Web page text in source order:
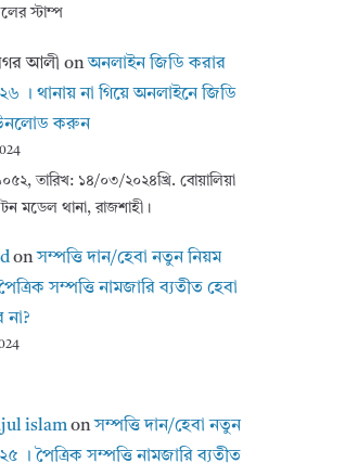
স্টাম্প
আলী onঅনলাইন জিডি করার
। থানায় না গিয়ে অনলাইনে জিডি
করুন
তারিখ: ১৪/০৩/২০২৪খ্রি. বোয়ালিয়া
মডেল থানা, রাজশাহী।
onসম্পত্তি দান/হেবা নতুন নিয়ম
সম্পত্তি নামজারি ব্যতীত হেবা
না?
islamonসম্পত্তি দান/হেবা নতুন
। পৈত্রিক সম্পত্তি নামজারি ব্যতীত